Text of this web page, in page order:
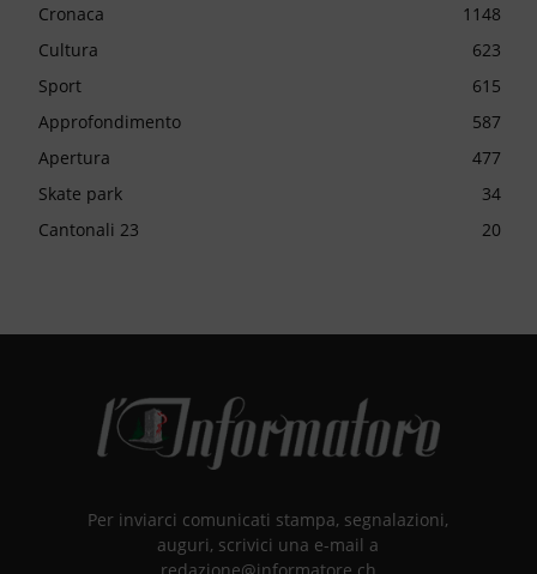
Cronaca
1148
Cultura
623
Sport
615
Approfondimento
587
Apertura
477
Skate park
34
Cantonali 23
20
Per inviarci comunicati stampa, segnalazioni,
auguri, scrivici una e-mail a